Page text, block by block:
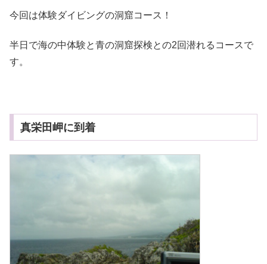
今回は体験ダイビングの洞窟コース！
半日で海の中体験と青の洞窟探検との2回潜れるコースで
す。
真栄田岬に到着